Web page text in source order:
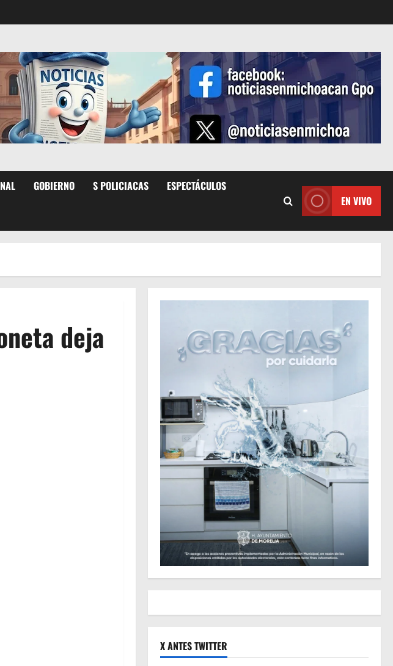
GOBIERNO S POLICIACAS ESPECTÁCULOS
EN VIVO
deja
X ANTES TWITTER